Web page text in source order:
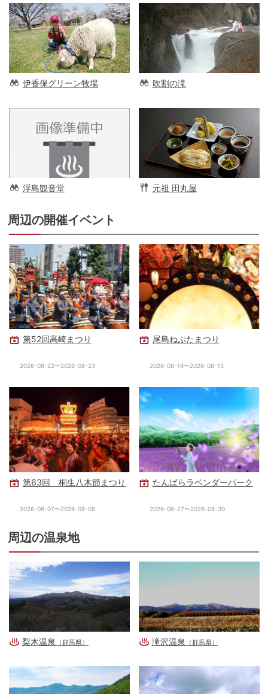
伊香保グリーン牧場 吹割の滝
浮島観音堂 元祖 田丸屋
周辺の開催イベント
第52回高崎まつり
2026-08-22〜2026-08-23
尾島ねぷたまつり
2026-08-14〜2026-08-15
第63回 桐生八木節まつり
2026-08-07〜2026-08-09
たんばらラベンダーパーク
2026-06-27〜2026-08-30
周辺の温泉地
梨木温泉 （群馬県） 滝沢温泉 （群馬県）